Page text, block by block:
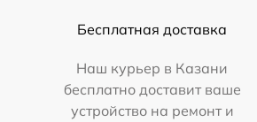
Бесплатная доставка
Наш курьер в Казани
бесплатно доставит ваше
устройство на ремонт и